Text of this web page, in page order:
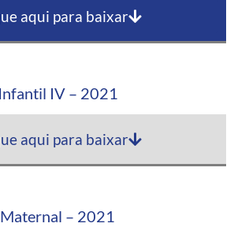
aqui para baixar
Infantil IV – 2021
aqui para baixar
Maternal – 2021